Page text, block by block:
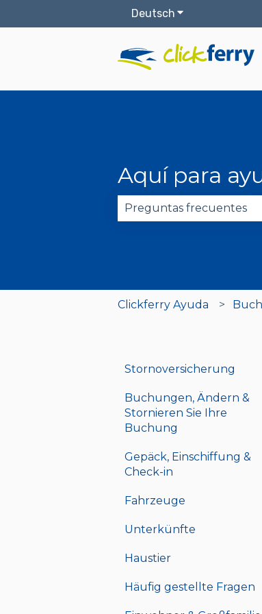
Deutsch Untermenü für
Aquí para
Clickferry Ayuda
Stornoversicherung
Buchungen, Ändern &
Stornieren Sie Ihre
Buchung
Gepäck, Einschiffung &
Check-in
Fahrzeuge
Unterkünfte
Haustier
Häufig gestellte Fragen